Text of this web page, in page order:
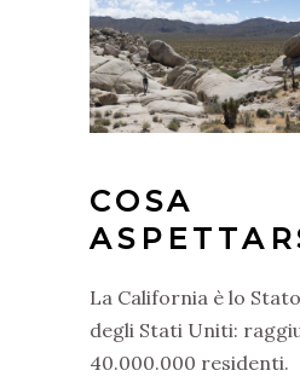
COSA
La California è lo
degli Stati Uniti:
40.000.000 residenti.